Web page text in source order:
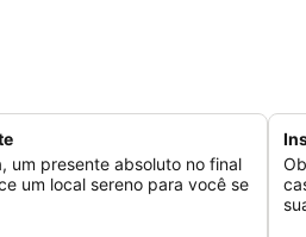
um presente absoluto no final
um local sereno para você se